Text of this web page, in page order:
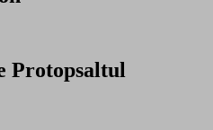
Protopsaltul